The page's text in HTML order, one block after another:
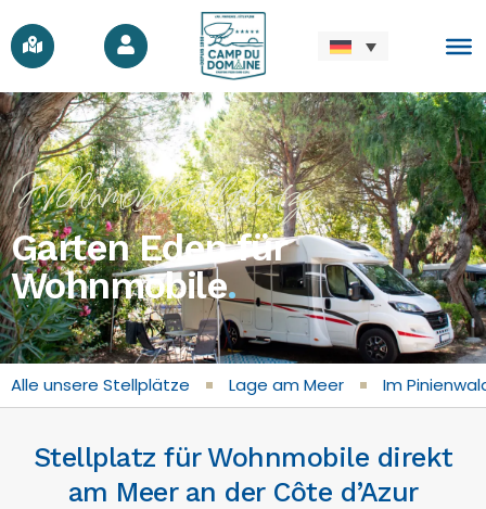
Wohnmobilstellplätze
Garten Eden für
Wohnmobile.
Alle unsere Stellplätze Lage am Meer Im
Stellplatz für Wohnmobile direkt
am Meer an der Côte d’Azur